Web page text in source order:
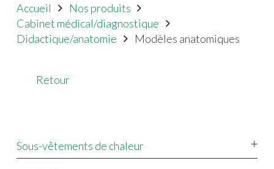
Accueil
Nos produits
Cabinet médical/diagnostique
Didactique/anatomie
Modèles anatomiques
Retour
Sous-vêtements de chaleur